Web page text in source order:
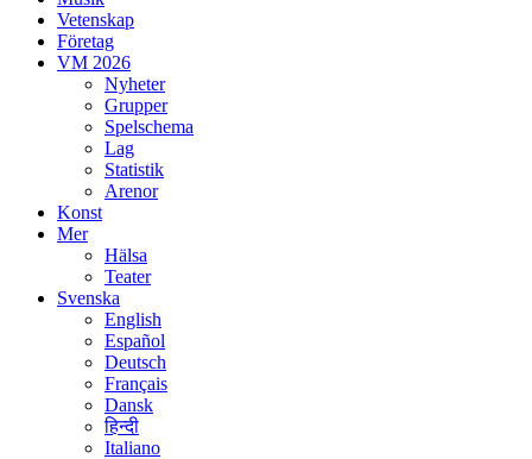
Vetenskap
Företag
VM 2026
Nyheter
Grupper
Spelschema
Lag
Statistik
Arenor
Konst
Mer
Hälsa
Teater
Svenska
English
Español
Deutsch
Français
Dansk
हिन्दी
Italiano